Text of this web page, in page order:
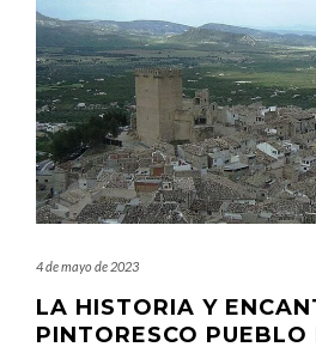
4 de mayo de 2023
LA HISTORIA Y
PINTORESCO